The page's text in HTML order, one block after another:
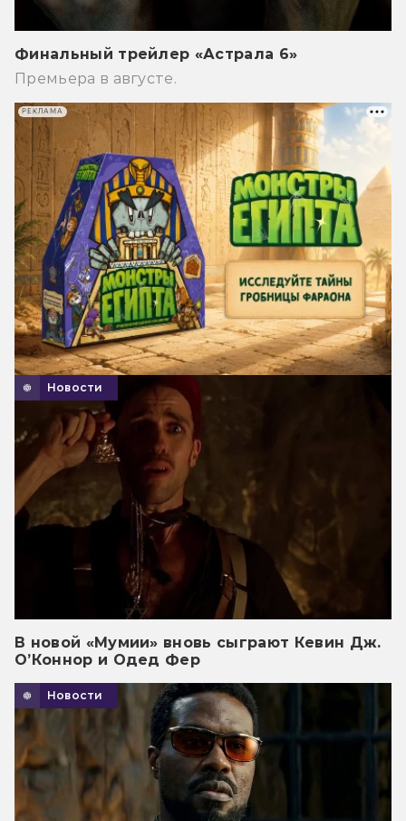
Финальный трейлер «Астрала 6»
Премьера в августе.
Новости
В новой «Мумии» вновь сыграют Кевин Дж.
О’Коннор и Одед Фер
Новости
РЕКЛАМА